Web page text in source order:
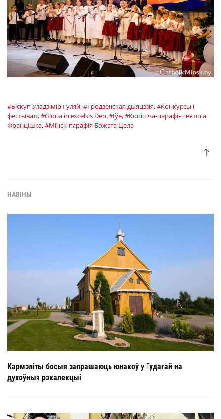
#Біскуп Уладзімір Гуляй,#Гродзенская дыяцэзія,#Конкурсы і
фестывалі,#Gloria in excelsis Deo,#Іўе,#Копішча-парафія святога
Францішка,#Мінск-парафія Божага Цела
НАВІНЫ
Кармэліты босыя запрашаюць юнакоў у Гудагай на
духоўныя рэкалекцыі